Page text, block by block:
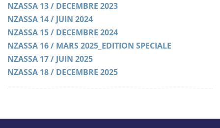
NZASSA 13 / DECEMBRE 2023
NZASSA 14 / JUIN 2024
NZASSA 15 / DECEMBRE 2024
NZASSA 16 / MARS 2025_EDITION SPECIALE
NZASSA 17 / JUIN 2025
NZASSA 18 / DECEMBRE 2025